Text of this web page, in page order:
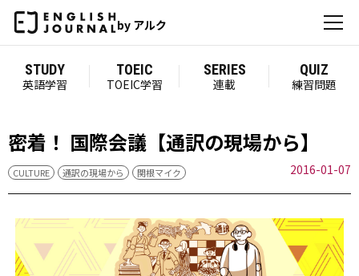
by アルク
STUDY
英語学習
TOEIC
TOEIC学習
SERIES
連載
QUIZ
練習問題
密着！ 国際会議【通訳の現場から】
CULTURE 通訳の現場から 関根マイク 2016-01-07